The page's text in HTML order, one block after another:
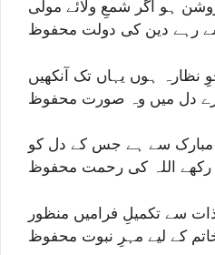
ہو اگر شمعِ ولائے مولٰی
رہے دین کی دولت محفوظ
نظارہ ہوں یہاں تک آنکھیں
دل میں وہ صورت محفوظ
سے ہے جس کے دل کو
رکھے اللہ کی رحمت محفوظ
سے تکمیلِ فرامیں منظور
کے لیے مہرِ نبوت محفوظ